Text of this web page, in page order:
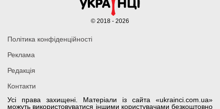
Усі права захищені. Матеріали із сайта «ukrainci.com.ua»
можуть використовуватися іншими користувачами безкоштовно
Політика конфіденційності
Реклама
Редакція
Контакти
© 2018 - 2026